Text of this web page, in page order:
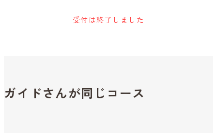
受付は終了しました
ガイドさんが同じコース